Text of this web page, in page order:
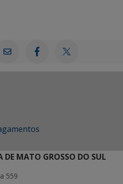
DE MATO GROSSO DO SUL
559